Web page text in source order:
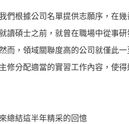
們根據公司名單提供志願序，在
讀碩士之前，就曾在職場中從事
而，領域關聯度高的公司就僅此
修分配適當的實習工作內容，使
總結這半年精采的回憶